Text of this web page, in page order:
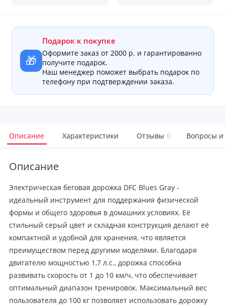
🎁
Подарок к покупке
Оформите заказ от 2000 р. и гарантированно
получите подарок.
Наш менеджер поможет выбрать подарок по
телефону при подтверждении заказа.
Описание Характеристики Отзывы 0 Вопросы и
Описание
Электрическая беговая дорожка DFC Blues Gray -
идеальный инструмент для поддержания физической
формы и общего здоровья в домашних условиях. Её
стильный серый цвет и складная конструкция делают её
компактной и удобной для хранения, что является
преимуществом перед другими моделями. Благодаря
двигателю мощностью 1,7 л.с., дорожка способна
развивать скорость от 1 до 10 км/ч, что обеспечивает
оптимальный диапазон тренировок. Максимальный вес
пользователя до 100 кг позволяет использовать дорожку